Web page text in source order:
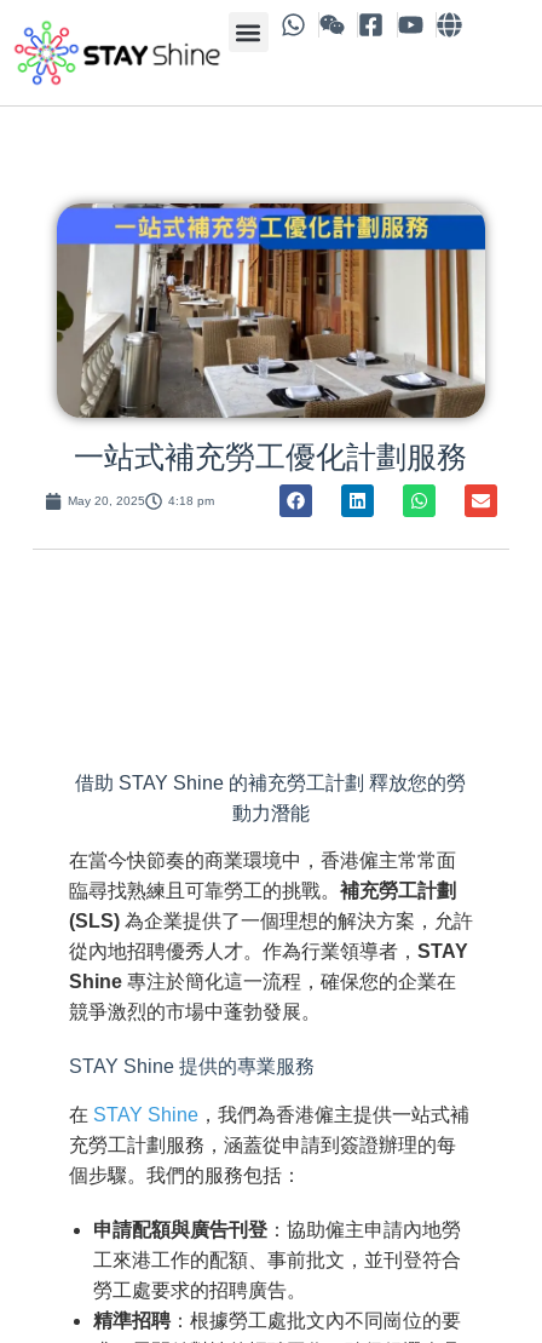
一站式補充勞工優化計劃服務
May 20, 2025 4:18 pm
借助 STAY Shine 的補充勞工計劃 釋放您的勞
動力潛能
在當今快節奏的商業環境中，香港僱主常常面
臨尋找熟練且可靠勞工的挑戰。 補充勞工計劃
(SLS)為企業提供了一個理想的解決方案，允許
從內地招聘優秀人才。作為行業領導者， STAY
Shine專注於簡化這一流程，確保您的企業在
競爭激烈的市場中蓬勃發展。
STAY Shine 提供的專業服務
在 STAY Shine，我們為香港僱主提供一站式補
充勞工計劃服務，涵蓋從申請到簽證辦理的每
個步驟。我們的服務包括：
申請配額與廣告刊登：協助僱主申請內地勞
工來港工作的配額、事前批文，並刊登符合
勞工處要求的招聘廣告。
精準招聘：根據勞工處批文內不同崗位的要